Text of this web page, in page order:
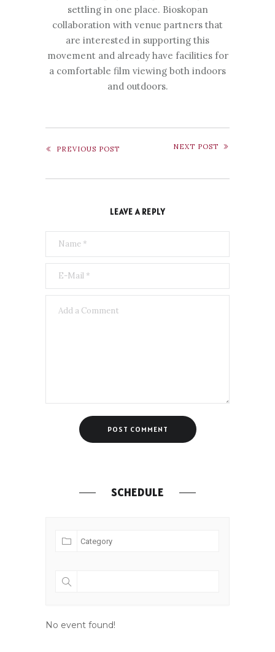
settling in one place. Bioskopan
collaboration with venue partners that
are interested in supporting this
movement and already have facilities for
a comfortable film viewing both indoors
and outdoors.
PREVIOUS POST NEXT POST
LEAVE A REPLY
SCHEDULE
No event found!